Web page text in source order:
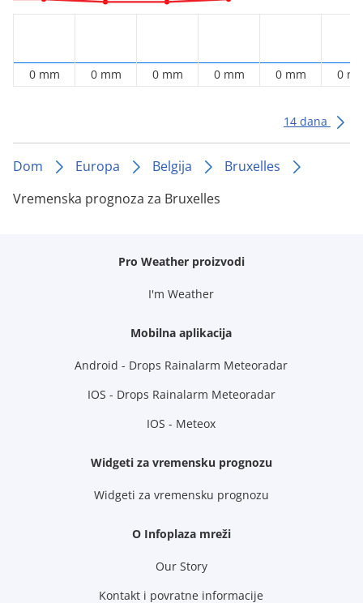
0 mm 0 mm 0 mm 0 mm 0 mm 0
14 dana
Dom Europa Belgija
Bruxelles
Vremenska prognoza za Bruxelles
Pro Weather proizvodi
I'm Weather
Mobilna aplikacija
Android - Drops Rainalarm Meteoradar
IOS - Drops Rainalarm Meteoradar
IOS - Meteox
Widgeti za vremensku prognozu
Widgeti za vremensku prognozu
O Infoplaza mreži
Our Story
Kontakt i povratne informacije